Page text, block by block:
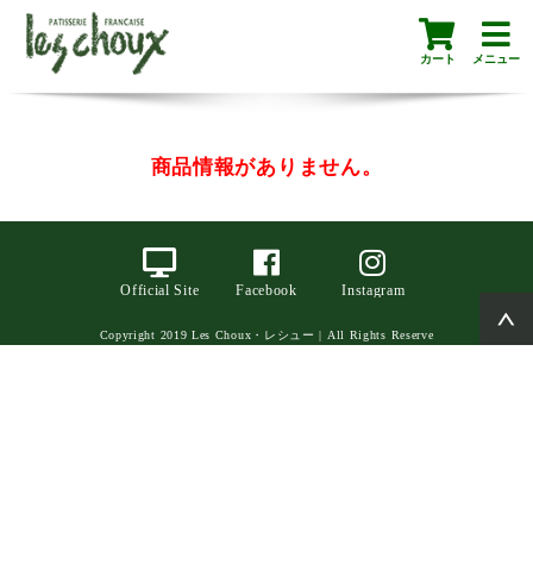
カート メニュー
商品情報がありません。
Official Site Facebook Instagram
Copyright 2019 Les Choux・レシュー | All Rights Reserve